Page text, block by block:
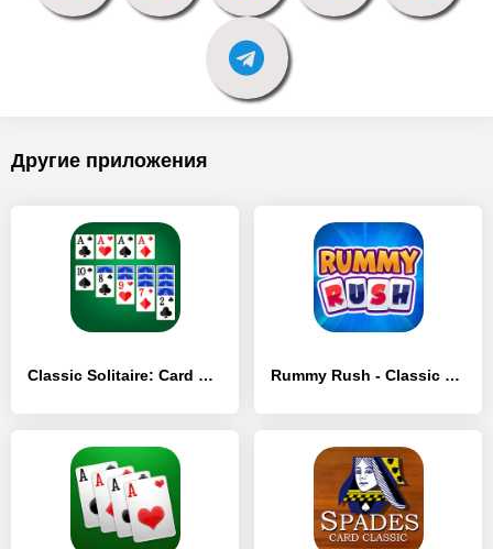
Другие приложения
Classic Solitaire: Card Games - [MOD Много денег] Rummy Rush - Classic Card Game - [MOD Много монет]